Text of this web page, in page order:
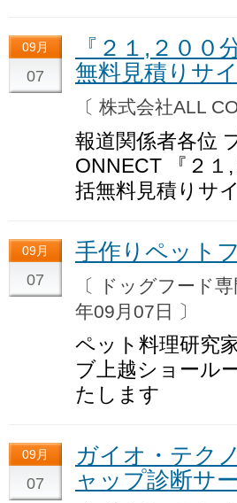
09月
07
『２１,２０
無料見積りサ
〔 株式会社ALL
報道関係者各位
ONNECT 『２
括無料見積りサ
09月
07
手作りペット
〔 ドッグフー
年09月07日 〕
ペット料理研究
ブ上越ショール
たします
09月
07
ガイオ・テク
ャップ診断サ